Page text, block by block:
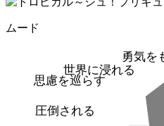
ムード
勇気を
圧倒される
思慮を巡らす
世界に浸れる